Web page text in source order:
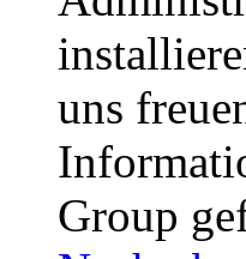
uns
Group